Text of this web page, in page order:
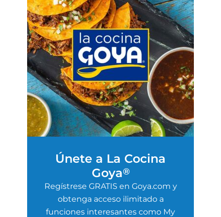
Únete a La Cocina
Goya®
Regístrese GRATIS en Goya.com y
obtenga acceso ilimitado a
funciones interesantes como My